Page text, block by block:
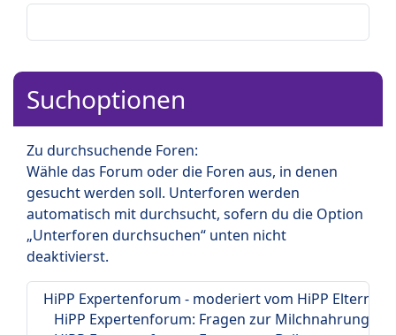
Suchoptionen
Zu durchsuchende Foren:
Wähle das Forum oder die Foren aus, in denen
gesucht werden soll. Unterforen werden
automatisch mit durchsucht, sofern du die Option
„Unterforen durchsuchen“ unten nicht
deaktivierst.